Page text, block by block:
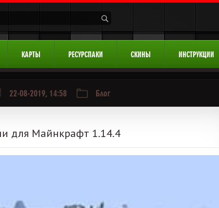
КАРТЫ РЕСУРСПАКИ СКИНЫ ИНСТРУКЦИИ
22-08-2019, 14:58 Блог
для Майнкрафт 1.14.4